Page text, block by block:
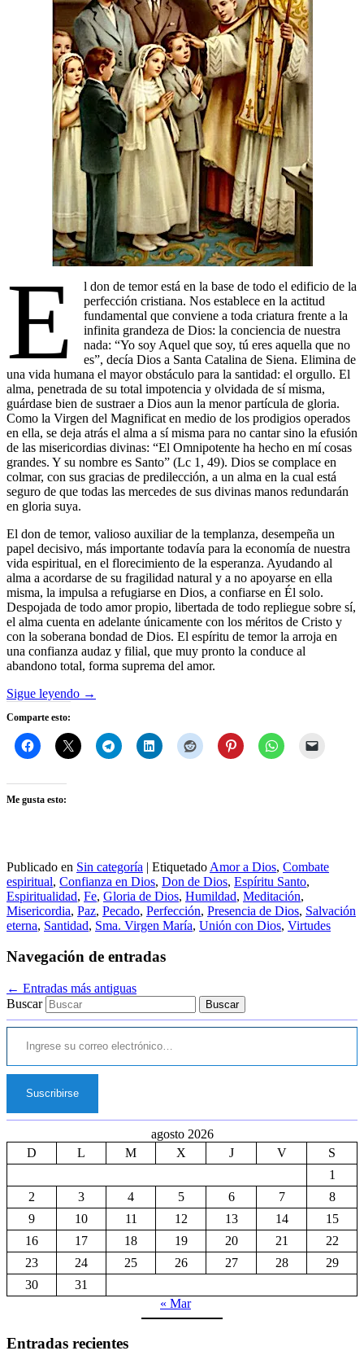
E
l don de temor está en la base de todo el edificio de la
perfección cristiana. Nos establece en la actitud
fundamental que conviene a toda criatura frente a la
infinita grandeza de Dios: la conciencia de nuestra
nada: “Yo soy Aquel que soy, tú eres aquella que no
es”, decía Dios a Santa Catalina de Siena. Elimina de
una vida humana el mayor obstáculo para la santidad: el orgullo. El
alma, penetrada de su total impotencia y olvidada de sí misma,
guárdase bien de sustraer a Dios aun la menor partícula de gloria.
Como la Virgen del Magnificat en medio de los prodigios operados
en ella, se deja atrás el alma a sí misma para no cantar sino la efusión
de las misericordias divinas: “El Omnipotente ha hecho en mí cosas
grandes. Y su nombre es Santo” (Lc 1, 49). Dios se complace en
colmar, con sus gracias de predilección, a un alma en la cual está
seguro de que todas las mercedes de sus divinas manos redundarán
en gloria suya.
El don de temor, valioso auxiliar de la templanza, desempeña un
papel decisivo, más importante todavía para la economía de nuestra
vida espiritual, en el florecimiento de la esperanza. Ayudando al
alma a acordarse de su fragilidad natural y a no apoyarse en ella
misma, la impulsa a refugiarse en Dios, a confiarse en Él solo.
Despojada de todo amor propio, libertada de todo repliegue sobre sí,
el alma cuenta en adelante únicamente con los méritos de Cristo y
con la soberana bondad de Dios. El espíritu de temor la arroja en
una confianza audaz y filial, que muy pronto la conduce al
abandono total, forma suprema del amor.
Sigue leyendo →
Comparte esto:
Me gusta esto:
Publicado en Sin categoría | Etiquetado Amor a Dios, Combate
espiritual, Confianza en Dios, Don de Dios, Espíritu Santo,
Espiritualidad, Fe, Gloria de Dios, Humildad, Meditación,
Misericordia, Paz, Pecado, Perfección, Presencia de Dios, Salvación
eterna, Santidad, Sma. Virgen María, Unión con Dios, Virtudes
Navegación de entradas
← Entradas más antiguas
Buscar
Ingrese su correo electrónico…
Suscribirse
agosto 2026
D
L M X J V
S
1
2
3 4 5 6 7
8
9
10 11 12 13 14
15
16
17 18 19 20 21
22
23
24 25 26 27 28
29
30
31
« Mar
Entradas recientes